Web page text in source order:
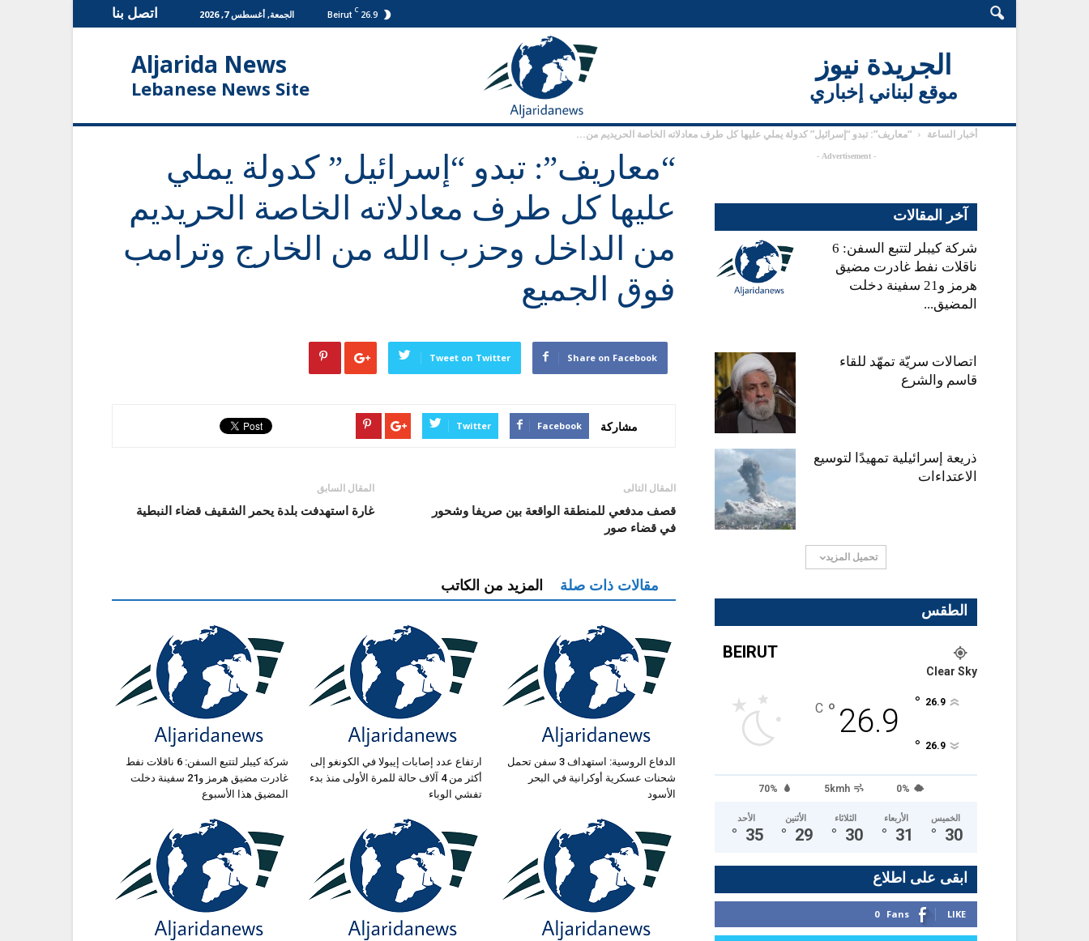
26.9
C
Beirut الجمعة, أغسطس 7, 2026 اتصل بنا
Aljarida News
Lebanese News Site
الجريدة نيوز
موقع لبناني إخباري
أخبار الساعة “معاريف”: تبدو “إسرائيل” كدولة يملي عليها كل طرف معادلاته الخاصة الحريديم من...
“معاريف”: تبدو “إسرائيل” كدولة يملي
عليها كل طرف معادلاته الخاصة الحريديم
من الداخل وحزب الله من الخارج وترامب
فوق الجميع
Share on Facebook
Tweet on Twitter
مشاركة Facebook
Twitter
المقال السابق
غارة استهدفت بلدة يحمر الشقيف قضاء النبطية
المقال التالى
قصف مدفعي للمنطقة الواقعة بين صريفا وشحور
في قضاء صور
مقالات ذات صلة المزيد من الكاتب
شركة كيبلر لتتبع السفن: 6 ناقلات نفط
غادرت مضيق هرمز و21 سفينة دخلت
المضيق هذا الأسبوع
ارتفاع عدد إصابات إيبولا في الكونغو إلى
أكثر من 4 آلاف حالة للمرة الأولى منذ بدء
تفشي الوباء
الدفاع الروسية: استهداف 3 سفن تحمل
شحنات عسكرية أوكرانية في البحر
الأسود
- Advertisement -
آخر المقالات
شركة كيبلر لتتبع السفن: 6
ناقلات نفط غادرت مضيق
هرمز و21 سفينة دخلت
المضيق...
اتصالات سريّة تمهّد للقاء
قاسم والشرع
ذريعة إسرائيلية تمهيدًا لتوسيع
الاعتداءات
تحميل المزيد
الطقس
BEIRUT
Clear Sky
26.9
°
C 26.9
°
26.9
°
70% 5kmh 0%
الأحد
35
°
الأثنين
29
°
الثلاثاء
30
°
الأربعاء
31
°
الخميس
30
°
ابقى على اطلاع
0 Fans LIKE